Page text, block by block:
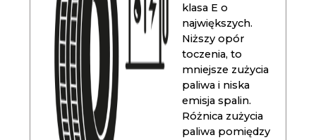
klasa E o
największych.
Niższy opór
toczenia, to
mniejsze zużycia
paliwa i niska
emisja spalin.
Różnica zużycia
paliwa pomiędzy